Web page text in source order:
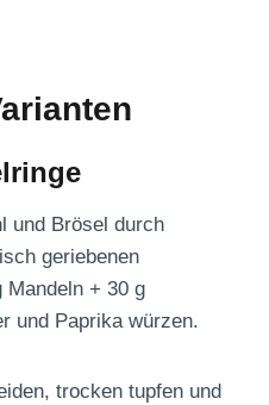
und Brösel durch
geriebenen
Mandeln + 30 g
und Paprika würzen.
trocken tupfen und